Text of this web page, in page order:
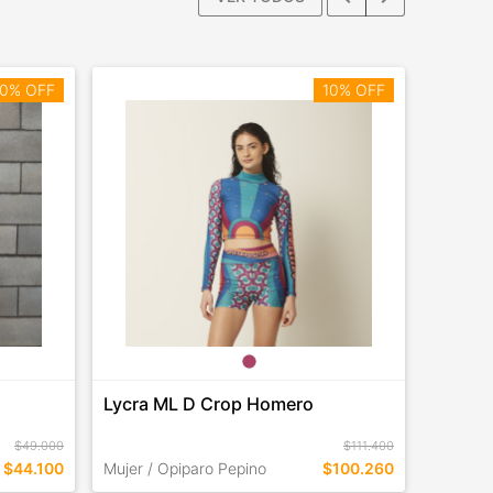
OFF
$44.100
$49.000
10% OFF
Lycra ML D Crop Homero
Mujer / Opiparo Pepino $100.260
$111.400